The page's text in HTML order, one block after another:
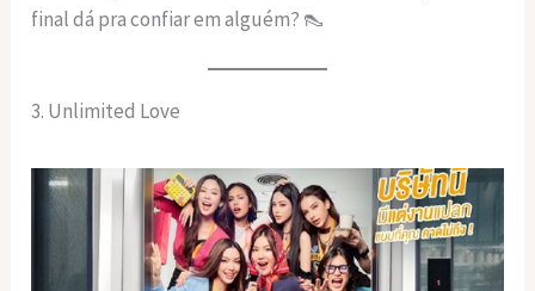
final dá pra confiar em alguém? 👠
3. Unlimited Love